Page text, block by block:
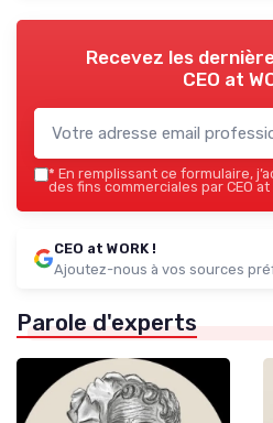
Recevez les
CEO at
* En remplissant ce formulaire,
des fins commerciales par CEO at
CEO at WORK !
Ajoutez-nous à vos sources
Parole d'experts